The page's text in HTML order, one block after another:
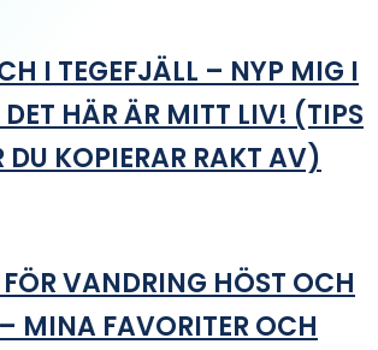
I TEGEFJÄLL – NYP MIG I
HÄR ÄR MITT LIV! (TIPS
DU KOPIERAR RAKT AV)
FÖR VANDRING HÖST OCH
MINA FAVORITER OCH